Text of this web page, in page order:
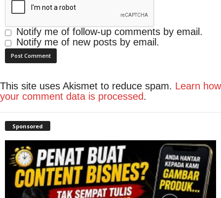
Notify me of follow-up comments by email.
Notify me of new posts by email.
This site uses Akismet to reduce spam. Learn how
your comment data is processed.
Sponsored